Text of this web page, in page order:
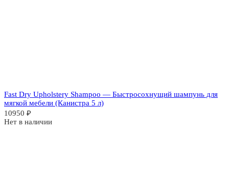
Fast Dry Upholstery Shampoo — Быстросохнущий шампунь для
мягкой мебели (Канистра 5 л)
10950 ₽
Нет в наличии